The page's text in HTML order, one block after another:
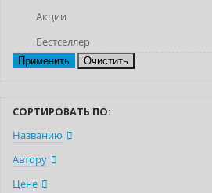
Акции
Бестселлер
Очистить
СОРТИРОВАТЬ ПО:
Названию
Автору
Цене